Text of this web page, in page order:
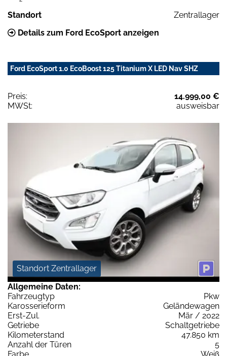
Standort
Zentrallager
Details zum Ford EcoSport anzeigen
Ford EcoSport 1.0 EcoBoost 125 Titanium X LED Nav SHZ
Preis:
14.999,00 €
MWSt:
ausweisbar
Standort Zentrallager
Allgemeine Daten:
Fahrzeugtyp
Pkw
Karosserieform
Geländewagen
Erst-Zul.
Mär / 2022
Getriebe
Schaltgetriebe
Kilometerstand
47.850 km
Anzahl der Türen
5